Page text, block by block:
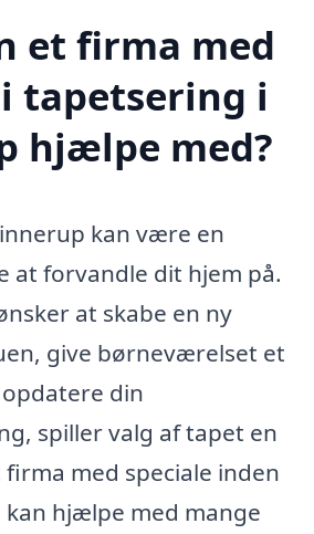
et firma med
tapetsering i
hjælpe med?
kan være en
at forvandle dit hjem på.
at skabe en ny
give børneværelset et
din
spiller valg af tapet en
med speciale inden
hjælpe med mange